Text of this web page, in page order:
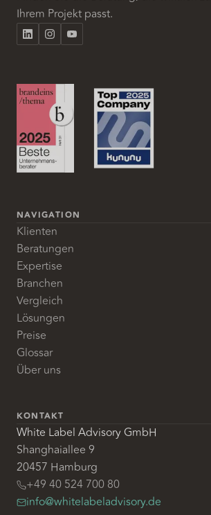
Ihrem Projekt passt.
NAVIGATION
Klienten
Beratungen
Expertise
Branchen
Vergleich
Lösungen
Preise
Glossar
Über uns
KONTAKT
White Label Advisory GmbH
Shanghaiallee 9
20457 Hamburg
+49 40 524 700 80
info@whitelabeladvisory.de